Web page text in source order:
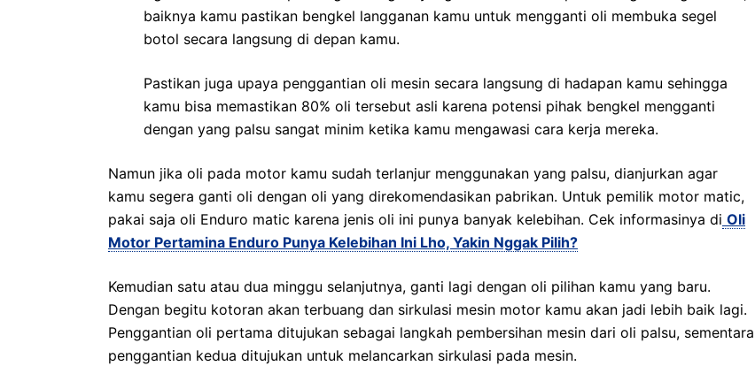
baiknya kamu pastikan bengkel langganan kamu untuk mengganti oli membuka segel
botol secara langsung di depan kamu.
Pastikan juga upaya penggantian oli mesin secara langsung di hadapan kamu sehingga
kamu bisa memastikan 80% oli tersebut asli karena potensi pihak bengkel mengganti
dengan yang palsu sangat minim ketika kamu mengawasi cara kerja mereka.
Namun jika oli pada motor kamu sudah terlanjur menggunakan yang palsu, dianjurkan agar
kamu segera ganti oli dengan oli yang direkomendasikan pabrikan. Untuk pemilik motor matic,
pakai saja oli Enduro matic karena jenis oli ini punya banyak kelebihan. Cek informasinya di Oli
Motor Pertamina Enduro Punya Kelebihan Ini Lho, Yakin Nggak Pilih?
Kemudian satu atau dua minggu selanjutnya, ganti lagi dengan oli pilihan kamu yang baru.
Dengan begitu kotoran akan terbuang dan sirkulasi mesin motor kamu akan jadi lebih baik lagi.
Penggantian oli pertama ditujukan sebagai langkah pembersihan mesin dari oli palsu, sementara
penggantian kedua ditujukan untuk melancarkan sirkulasi pada mesin.